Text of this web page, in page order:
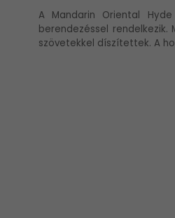
A Mandarin Oriental
berendezéssel rendelkezik.
szövetekkel díszítettek. A